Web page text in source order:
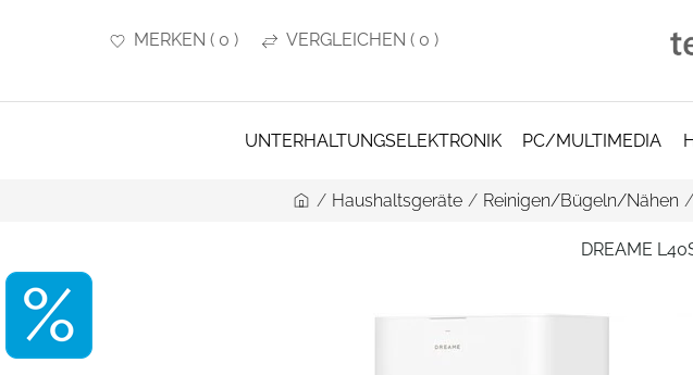
MERKEN ( 0 ) VERGLEICHEN ( 0 )
UNTERHALTUNGSELEKTRONIK PC/MULTIMEDIA
/ Haushaltsgeräte / Reinigen/Bügeln/Nähen /
DREAME